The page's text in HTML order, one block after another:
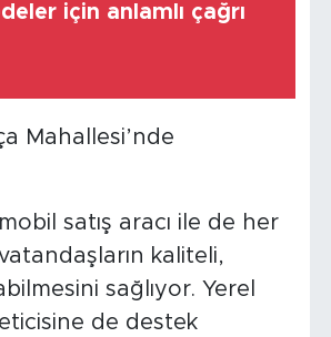
için anlamlı çağrı
Mahallesi’nde
satış aracı ile de her
kaliteli,
sağlıyor. Yerel
de destek